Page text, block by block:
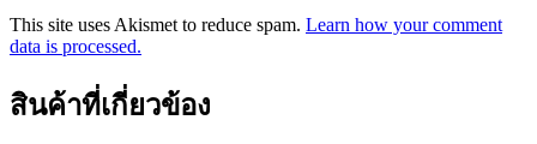
This site uses Akismet to reduce spam. Learn how your comment
data is processed.
สินค้าที่เกี่ยวข้อง